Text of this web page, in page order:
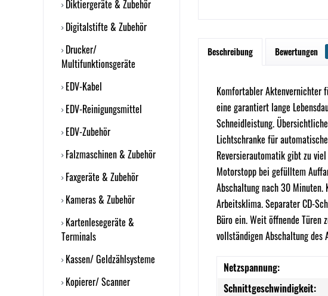
Diktiergeräte & Zubehör
Digitalstifte & Zubehör
Drucker/
Multifunktionsgeräte
EDV-Kabel
EDV-Reinigungsmittel
EDV-Zubehör
Falzmaschinen & Zubehör
Faxgeräte & Zubehör
Kameras & Zubehör
Kartenlesegeräte &
Terminals
Kassen/ Geldzählsysteme
Kopierer/ Scanner
Beschreibung Bewertungen
Komfortabler Aktenvernichter
eine garantiert lange
Schneidleistung.
Lichtschranke für
Reversierautomatik gibt zu
Motorstopp bei gefülltem
Abschaltung nach 30
Arbeitsklima. Separater CD-
Büro ein. Weit öffnende
vollständigen Abschaltung
Netzspannung:
Schnittgeschwindigkeit: